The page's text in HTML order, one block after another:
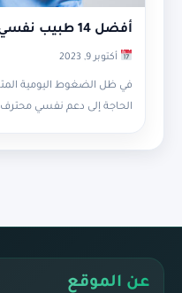
أفضل 14 طبيب نفسي في انديانابوليس
أكتوبر 9, 2023
في ظل الضغوط اليومية
الحاجة إلى دعم نفسي محترف
عن الموقع